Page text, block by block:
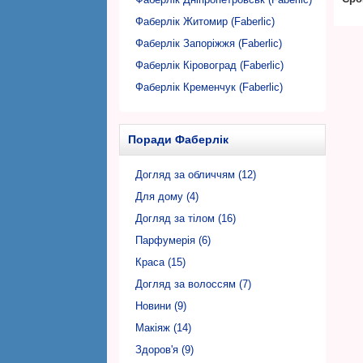
Фаберлік Житомир (Faberlic)
Фаберлік Запоріжжя (Faberlic)
Фаберлік Кіровоград (Faberlic)
Фаберлік Кременчук (Faberlic)
Фаберлік Миколаїв (Faberlic)
Фаберлік Нікополь (Faberlic)
Фаберлік Одеса (Faberlic)
Фаберлік Полтава (Faberlic)
Фаберлік Рівне (Faberlic)
Фаберлік Суми (Faberlic)
Фаберлік Тернопіль (Faberlic)
Фаберлік Ужгород (Faberlic)
Фаберлік Харків (Faberlic)
Поради Фаберлік
Догляд за обличчям (12)
Для дому (4)
Догляд за тілом (16)
Парфумерія (6)
Краса (15)
Догляд за волоссям (7)
Новини (9)
Макіяж (14)
Здоров'я (9)